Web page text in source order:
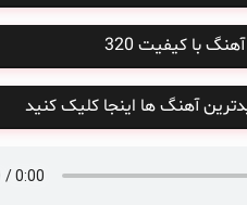
با کیفیت 320
آهنگ ها اینجا کلیک کنید